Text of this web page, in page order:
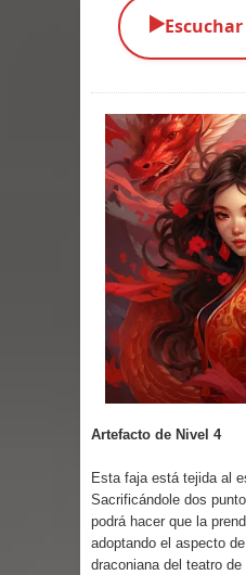
los Vivos
Parte 01:
Parte 02: El
Parte 06:
Parte 05:
Parte 04:
Parte 03: La
Parte 03:
▶️
Artefacto de Nivel 4
Esta faja está tejida al
Sacrificándole dos
podrá hacer que la
adoptando el aspecto
draconiana del teatro de